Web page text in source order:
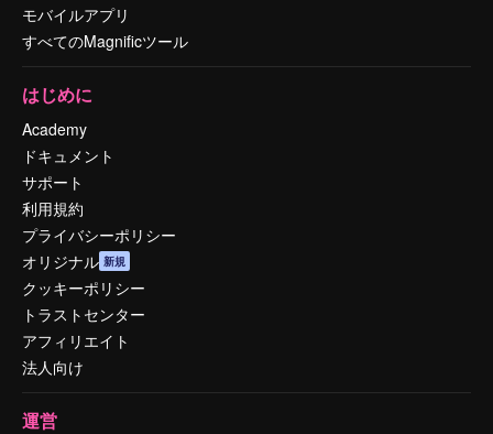
モバイルアプリ
すべてのMagnificツール
はじめに
Academy
ドキュメント
サポート
利用規約
プライバシーポリシー
オリジナル 新規
クッキーポリシー
トラストセンター
アフィリエイト
法人向け
運営